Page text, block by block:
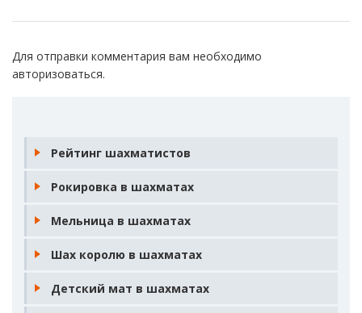
Для отправки комментария вам необходимо
авторизоваться.
Рейтинг шахматистов
Рокировка в шахматах
Мельница в шахматах
Шах королю в шахматах
Детский мат в шахматах